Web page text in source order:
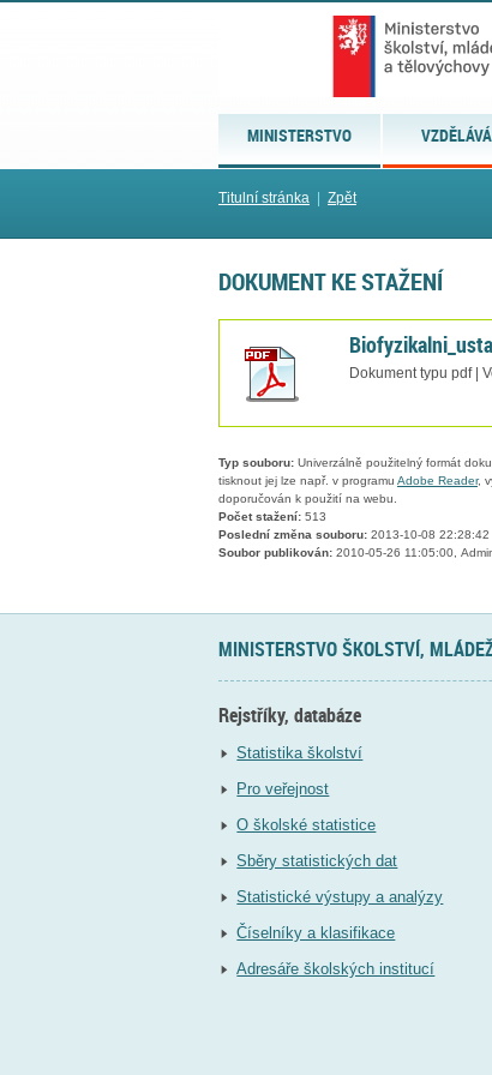
MINISTERSTVO
Titulní stránka Zpět
DOKUMENT KE STAŽENÍ
Dokument typu pdf |
Typ souboru: Univerzálně použitelný formát
tisknout jej lze např. v programu Adobe Reader,
doporučován k použití na webu.
Počet stažení: 513
Poslední změna souboru: 2013-10-08 22:28:42
Soubor publikován: 2010-05-26 11:05:00,
MINISTERSTVO ŠKOLSTVÍ,
Rejstříky, databáze
Statistika školství
Pro veřejnost
O školské statistice
Sběry statistických dat
Statistické výstupy a analýzy
Číselníky a klasifikace
Adresáře školských institucí